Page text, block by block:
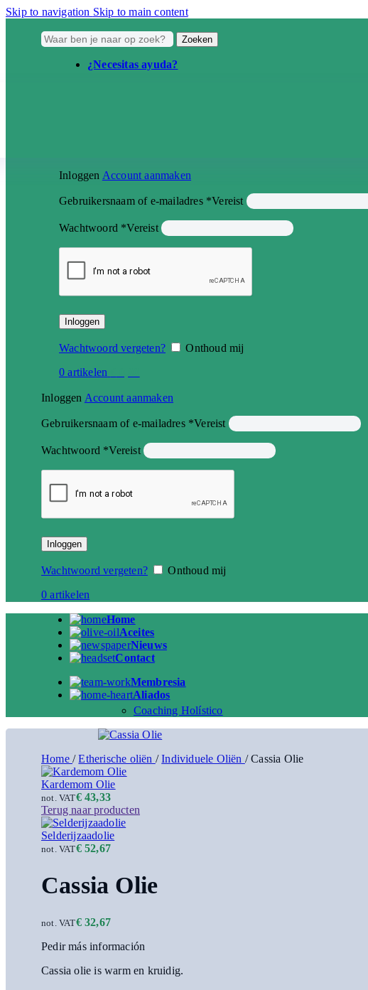
Skip to navigation Skip to main content
Zoeken
¿Necesitas ayuda?
Inloggen Account aanmaken
Gebruikersnaam of e-mailadres *Vereist
Wachtwoord *Vereist
Inloggen
Wachtwoord vergeten?
Onthoud mij
0artikelen
Inloggen Account aanmaken
Gebruikersnaam of e-mailadres *Vereist
Wachtwoord *Vereist
Inloggen
Wachtwoord vergeten?
Onthoud mij
0artikelen
Home
Aceites
Nieuws
Contact
Membresia
Aliados
Coaching Holístico
Home / Etherische oliën / Individuele Oliën / Cassia Olie
Kardemom Olie
€43,33
not. VAT
Terug naar producten
Selderijzaadolie
€52,67
not. VAT
Cassia Olie
€32,67
not. VAT
Pedir más información
Cassia olie is warm en kruidig.